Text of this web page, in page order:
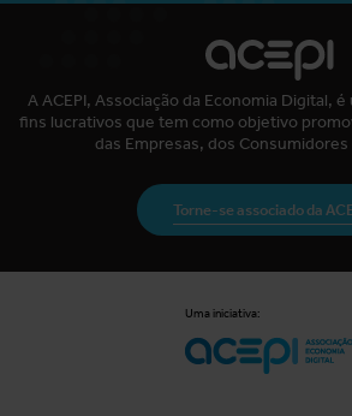
A ACEPI, Associação da Economia Digital,
fins lucrativos que tem como objetivo
das Empresas, dos
Torne-se associado da
Uma iniciativa: